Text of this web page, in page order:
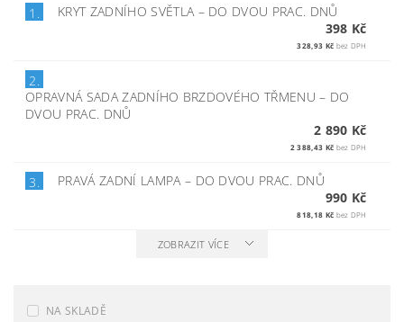
1. KRYT ZADNÍHO SVĚTLA – DO DVOU PRAC. DNŮ
398 Kč
328,93 Kč bez DPH
2.
OPRAVNÁ SADA ZADNÍHO BRZDOVÉHO TŘMENU– DO
DVOU PRAC. DNŮ
2 890 Kč
2 388,43 Kč bez DPH
3. PRAVÁ ZADNÍ LAMPA – DO DVOU PRAC. DNŮ
990 Kč
818,18 Kč bez DPH
ZOBRAZIT VÍCE
NA SKLADĚ